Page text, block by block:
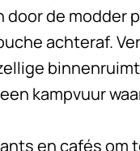
de modder
achteraf.
kampvuur
en cafés om